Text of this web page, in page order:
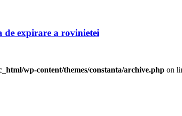
expirare a rovinietei
wp-content/themes/constanta/archive.php on